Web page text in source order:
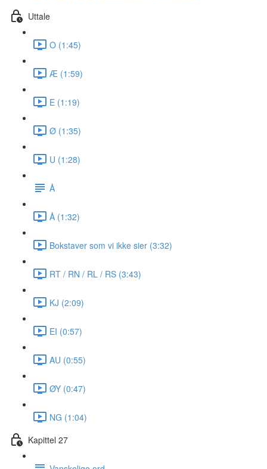
Uttale
O (1:45)
Æ (1:59)
E (1:19)
Ø (1:35)
U (1:28)
Å
Å (1:32)
Bokstaver som vi ikke sier (3:32)
RT / RN / RL / RS (3:43)
KJ (2:09)
EI (0:57)
AU (0:55)
ØY (0:47)
NG (1:04)
Kapittel 27